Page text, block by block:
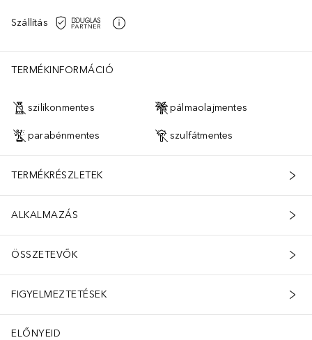
Szállítás
TERMÉKINFORMÁCIÓ
szilikonmentes pálmaolajmentes
parabénmentes szulfátmentes
TERMÉKRÉSZLETEK
ALKALMAZÁS
ÖSSZETEVŐK
FIGYELMEZTETÉSEK
ELŐNYEID